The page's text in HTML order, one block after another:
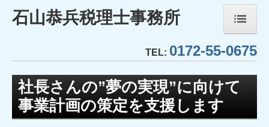
事務所紹介
経営理念
石山恭兵税理士事務所
TEL: 0172-55-0675
社長さんの”夢の実現”に向けて
事業計画の策定を支援します